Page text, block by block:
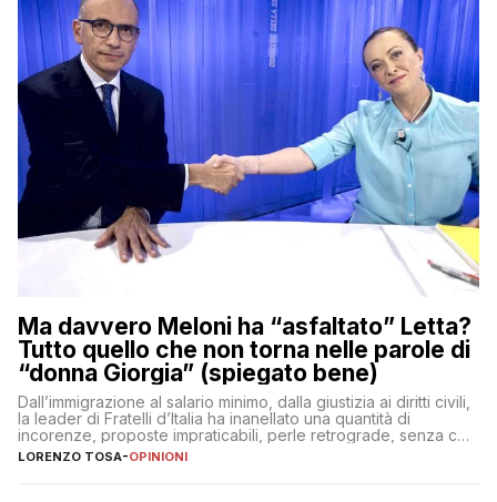
Ma davvero Meloni ha “asfaltato” Letta?
Tutto quello che non torna nelle parole di
“donna Giorgia” (spiegato bene)
Dall’immigrazione al salario minimo, dalla giustizia ai diritti civili,
la leader di Fratelli d’Italia ha inanellato una quantità di
incorenze, proposte impraticabili, perle retrograde, senza che
nessuno – a destra come a sinistra – glielo abbia fatto notare
LORENZO TOSA-OPINIONI